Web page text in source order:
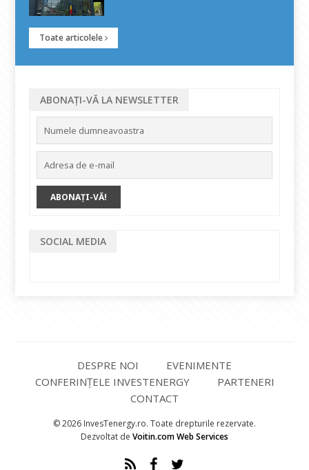
Toate articolele
ABONAȚI-VĂ LA NEWSLETTER
SOCIAL MEDIA
DESPRE NOI
EVENIMENTE
CONFERINȚELE INVESTENERGY
PARTENERI
CONTACT
© 2026 InvesTenergy.ro. Toate drepturile rezervate.
Dezvoltat de Voitin.com Web Services